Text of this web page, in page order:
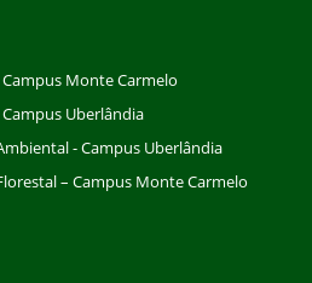
Monte Carmelo
Uberlândia
- Campus Uberlândia
– Campus Monte Carmelo